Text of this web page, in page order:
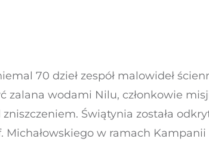
70 dzieł zespół malowideł
zalana wodami Nilu, członkowie
Świątynia została
Michałowskiego w ramach